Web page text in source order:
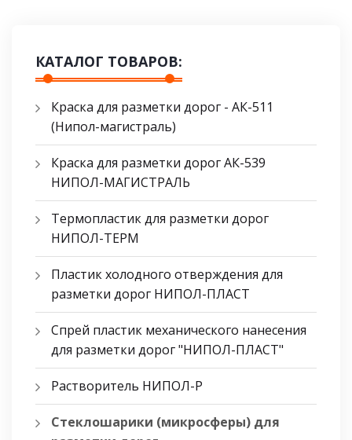
КАТАЛОГ ТОВАРОВ:
Краска для разметки дорог - АК-511
(Нипол-магистраль)
Краска для разметки дорог АК-539
НИПОЛ-МАГИСТРАЛЬ
Термопластик для разметки дорог
НИПОЛ-ТЕРМ
Пластик холодного отверждения для
разметки дорог НИПОЛ-ПЛАСТ
Спрей пластик механического нанесения
для разметки дорог "НИПОЛ-ПЛАСТ"
Растворитель НИПОЛ-Р
Стеклошарики (микросферы) для